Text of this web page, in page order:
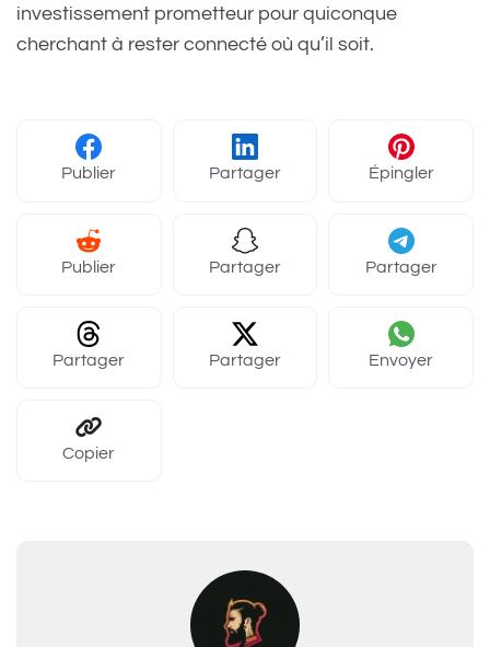
investissement prometteur pour quiconque
cherchant à rester connecté où qu’il soit.
Publier Partager Épingler
Publier Partager Partager
Partager Partager Envoyer
Copier